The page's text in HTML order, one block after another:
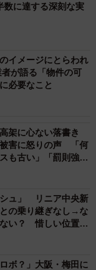
数に達する深刻な実
イメージにとらわれ
が語る「物件の可
必要なこと
架に心ない落書き
害に怒りの声 「何
も古い」「罰則強化
シュ」 リニア中央新
の乗り継ぎなし→な
い？ 惜しい位置関
ボ？」大阪・梅田に